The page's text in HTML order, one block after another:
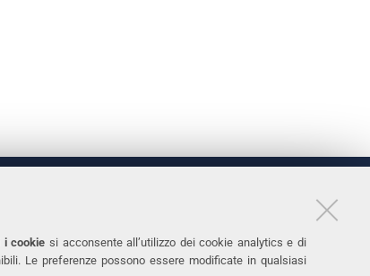
i cookie si acconsente all’utilizzo dei cookie analytics e di
Le preferenze possono essere modificate in qualsiasi
Accessibilità
Protezione dati personali